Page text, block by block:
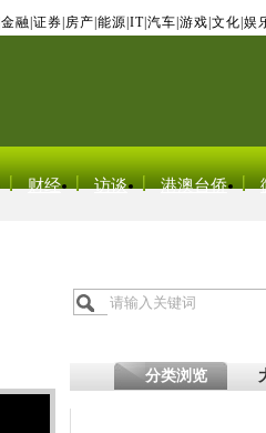
金融 证券 房产 能源 IT| 汽车 游戏 文化 娱
财经 访谈 港澳台侨
分类浏览